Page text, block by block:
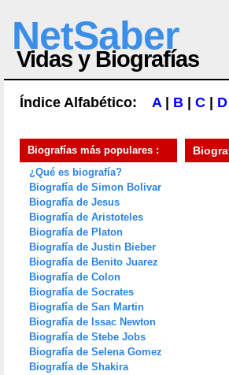
NetSaber
Vidas y Biografías
Índice Alfabético: A| B C D
Biografías más populares :
¿Qué es biografía?
Biografía de Simon Bolivar
Biografía de Jesus
Biografía de Aristoteles
Biografía de Platon
Biografía de Justin Bieber
Biografía de Benito Juarez
Biografía de Colon
Biografía de Socrates
Biografía de San Martin
Biografía de Issac Newton
Biografía de Stebe Jobs
Biografía de Selena Gomez
Biografía de Shakira